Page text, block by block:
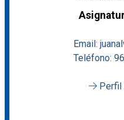
Email:
Teléfono:
Perfil